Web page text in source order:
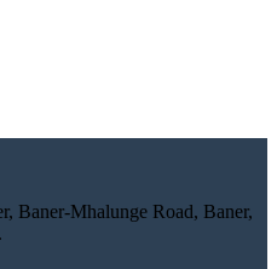
Baner-Mhalunge Road, Baner,